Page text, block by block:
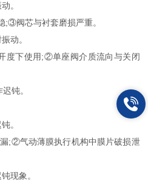
。
芯与衬套磨损严重。
动。
下使用;②单座阀介质流向与关闭
钝。
。
气动薄膜执行机构中膜片破损泄
现象。